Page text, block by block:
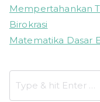
Mempertahankan
Birokrasi
Matematika Dasar